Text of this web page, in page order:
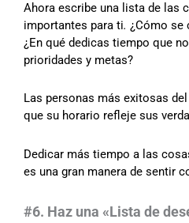
Ahora escribe una lista de las
importantes para ti. ¿Cómo se
¿En qué dedicas tiempo que
prioridades y metas?
Las personas más exitosas
que su horario refleje sus
Dedicar más tiempo a las
es una gran manera de sentir
#6. Haz una «Lista de